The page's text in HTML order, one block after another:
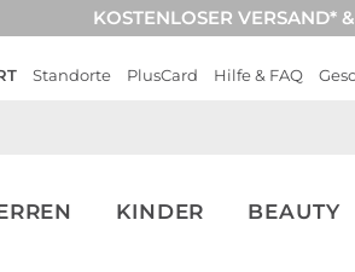
KOSTENLOSER VERSAND*
Standorte PlusCard Hilfe & FAQ
KINDER BEAUTY